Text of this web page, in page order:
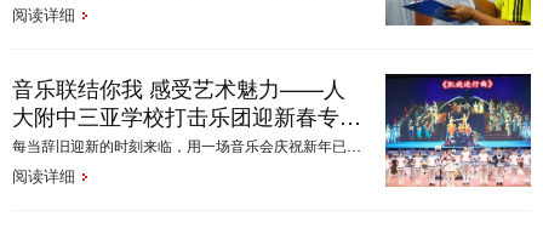
阅读详细
音乐联结你我 感受艺术魅力——人
大附中三亚学校打击乐团迎新春专场
音乐会
每当辞旧迎新的时刻来临，用一场音乐会庆祝新年已经成为了惯例。1月13日，人大附中三亚学校举办了“迎新春”打击乐专场音乐会，带你走进打击乐的美妙殿堂，聆听敲打而生的动人节拍，感受中外乐器碰撞出的美妙旋律!
阅读详细